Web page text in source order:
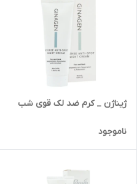
ژیناژن _ کرم ضد لک قوی شب
ناموجود